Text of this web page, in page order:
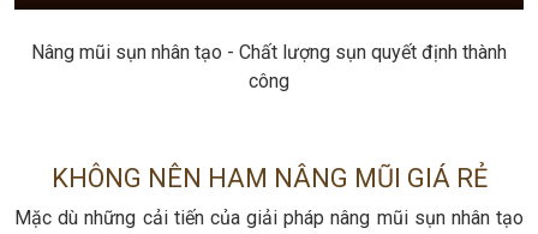
Nâng mũi sụn nhân tạo - Chất lượng sụn quyết định thành
công
KHÔNG NÊN HAM NÂNG MŨI GIÁ RẺ
Mặc dù những cải tiến của giải pháp nâng mũi sụn nhân tạo